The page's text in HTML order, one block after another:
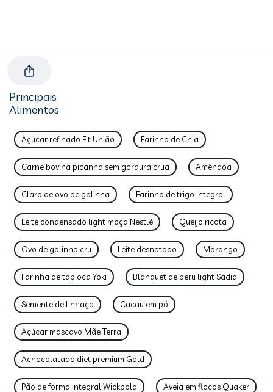
Principais
Alimentos
Açúcar refinado Fit União Farinha de Chia
Carne bovina picanha sem gordura crua Amêndoa
Clara de ovo de galinha Farinha de trigo integral
Leite condensado light moça Nestlé Queijo ricota
Ovo de galinha cru Leite desnatado Morango
Farinha de tapioca Yoki Blanquet de peru light Sadia
Semente de linhaça Cacau em pó
Açúcar mascavo Mãe Terra
Achocolatado diet premium Gold
Pão de forma integral Wickbold Aveia em flocos Quaker